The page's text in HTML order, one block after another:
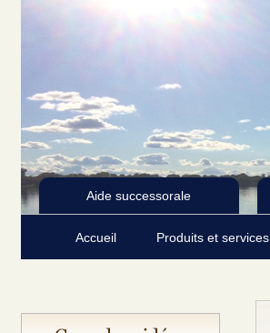
Aide successorale
Accueil Produits et services